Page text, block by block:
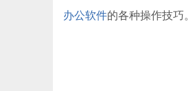
办公软件的各种操作技巧